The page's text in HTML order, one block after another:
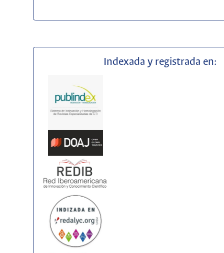
Indexada y registrada en: